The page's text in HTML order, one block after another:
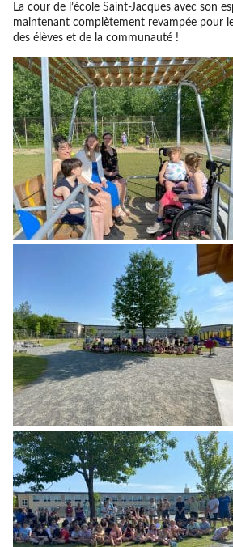
La cour de l’école Saint-Jacques avec son
maintenant complètement revampée pour
des élèves et de la communauté !